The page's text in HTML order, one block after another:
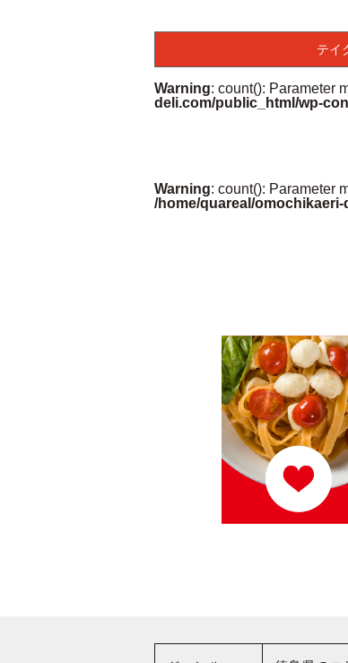
テイ
Warning: count(): Parameter
deli.com/public_html/wp-
Warning: count(): Parameter
/home/quareal/